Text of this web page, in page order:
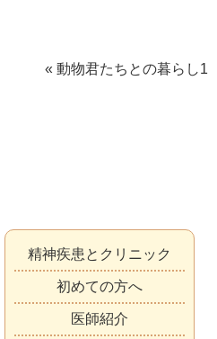
« 動物君たちとの暮らし1
精神疾患とクリニック
初めての方へ
医師紹介